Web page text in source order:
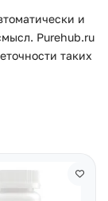
и
Purehub.ru
таких